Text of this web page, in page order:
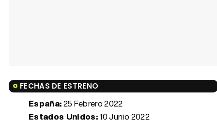
FECHAS DE ESTRENO
España:25 Febrero 2022
Estados Unidos:10 Junio 2022